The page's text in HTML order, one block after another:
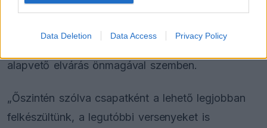
Data Deletion Data Access Privacy Policy
versenyen vett részt a megfelelő alapok
alapvető elvárás önmagával szemben.
„Őszintén szólva csapatként a lehető legjobban
felkészültünk, a legutóbbi versenyeket is